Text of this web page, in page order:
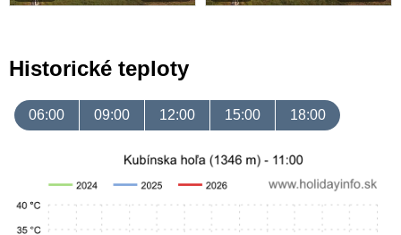
Historické teploty
06:00 09:00 12:00 15:00 18:00